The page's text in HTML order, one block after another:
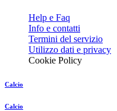
Help e Faq
Info e contatti
Termini del servizio
Utilizzo dati e privacy
Cookie Policy
Calcio
Calcio